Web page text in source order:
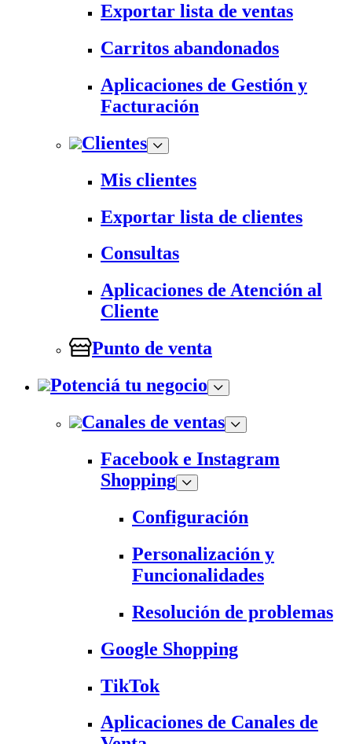
Exportar lista de ventas
Carritos abandonados
Aplicaciones de Gestión y
Facturación
Clientes
Mis clientes
Exportar lista de clientes
Consultas
Aplicaciones de Atención al
Cliente
Punto de venta
Potenciá tu negocio
Canales de ventas
Facebook e Instagram
Shopping
Configuración
Personalización y
Funcionalidades
Resolución de problemas
Google Shopping
TikTok
Aplicaciones de Canales de